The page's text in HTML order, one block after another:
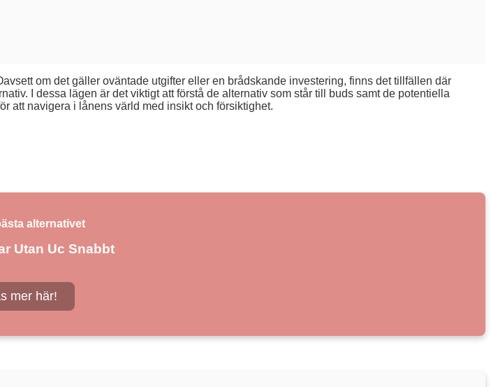
om det gäller oväntade utgifter eller en brådskande investering, finns det tillfällen där
I dessa lägen är det viktigt att förstå de alternativ som står till buds samt de potentiella
att navigera i lånens värld med insikt och försiktighet.
alternativet
Utan Uc Snabbt
mer här!